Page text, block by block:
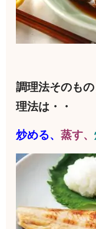
調理法そのも
理法は・・
炒める、蒸す、